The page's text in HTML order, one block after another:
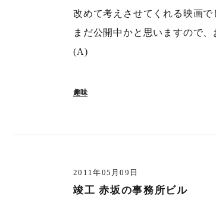
改めて考えさせてくれる映画で
まだ公開中かと思いますので、
(A)
趣味
2011年05月09日
竣工 赤坂の事務所ビル